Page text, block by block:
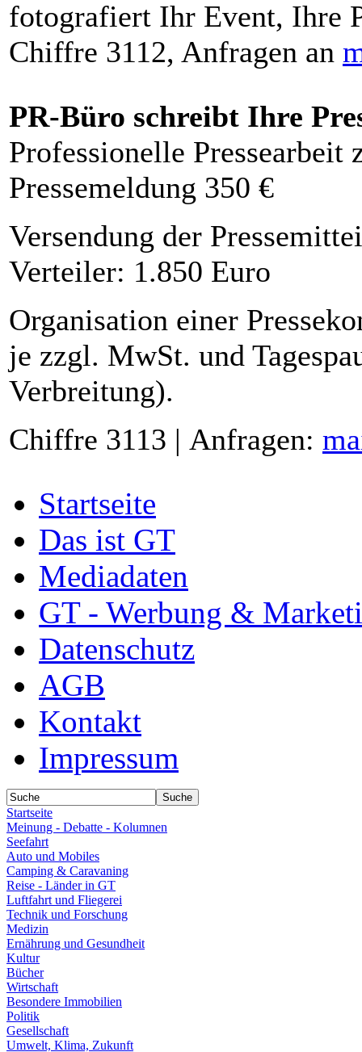
fotografiert Ihr Event, Ihre
Chiffre 3112, Anfragen an
PR-Büro schreibt Ihre
Professionelle Pressearbeit
Pressemeldung 350 €
Versendung der
Verteiler: 1.850 Euro
Organisation einer
je zzgl. MwSt. und
Verbreitung).
Chiffre 3113 | Anfragen:
Startseite
Das ist GT
Mediadaten
GT - Werbung &
Datenschutz
AGB
Kontakt
Impressum
Startseite
Meinung - Debatte - Kolumnen
Seefahrt
Auto und Mobiles
Camping & Caravaning
Reise - Länder in GT
Luftfahrt und Fliegerei
Technik und Forschung
Medizin
Ernährung und Gesundheit
Kultur
Bücher
Wirtschaft
Besondere Immobilien
Politik
Gesellschaft
Umwelt, Klima, Zukunft